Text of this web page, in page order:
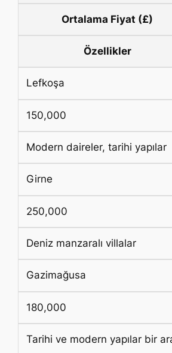
Ortalama Fiyat (£)
Özellikler
Lefkoşa
150,000
Modern daireler, tarihi yapılar
Girne
250,000
Deniz manzaralı villalar
Gazimağusa
180,000
Tarihi ve modern yapılar bir